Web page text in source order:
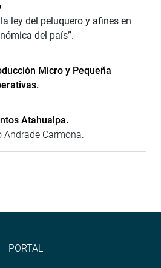
ley del peluquero y afines en
del país”.
Micro y Pequeña
Atahualpa.
Carmona.
PORTAL